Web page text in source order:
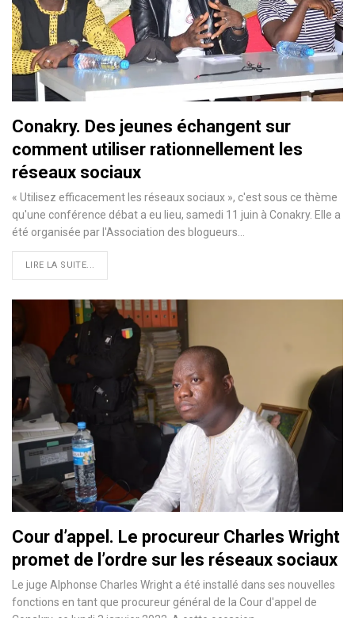
Conakry. Des jeunes échangent sur
comment utiliser rationnellement les
réseaux sociaux
« Utilisez efficacement les réseaux sociaux », c'est sous ce thème
qu'une conférence débat a eu lieu, samedi 11 juin à Conakry. Elle a
été organisée par l'Association des blogueurs…
LIRE LA SUITE...
Cour d’appel. Le procureur Charles Wright
promet de l’ordre sur les réseaux sociaux
Le juge Alphonse Charles Wright a été installé dans ses nouvelles
fonctions en tant que procureur général de la Cour d'appel de